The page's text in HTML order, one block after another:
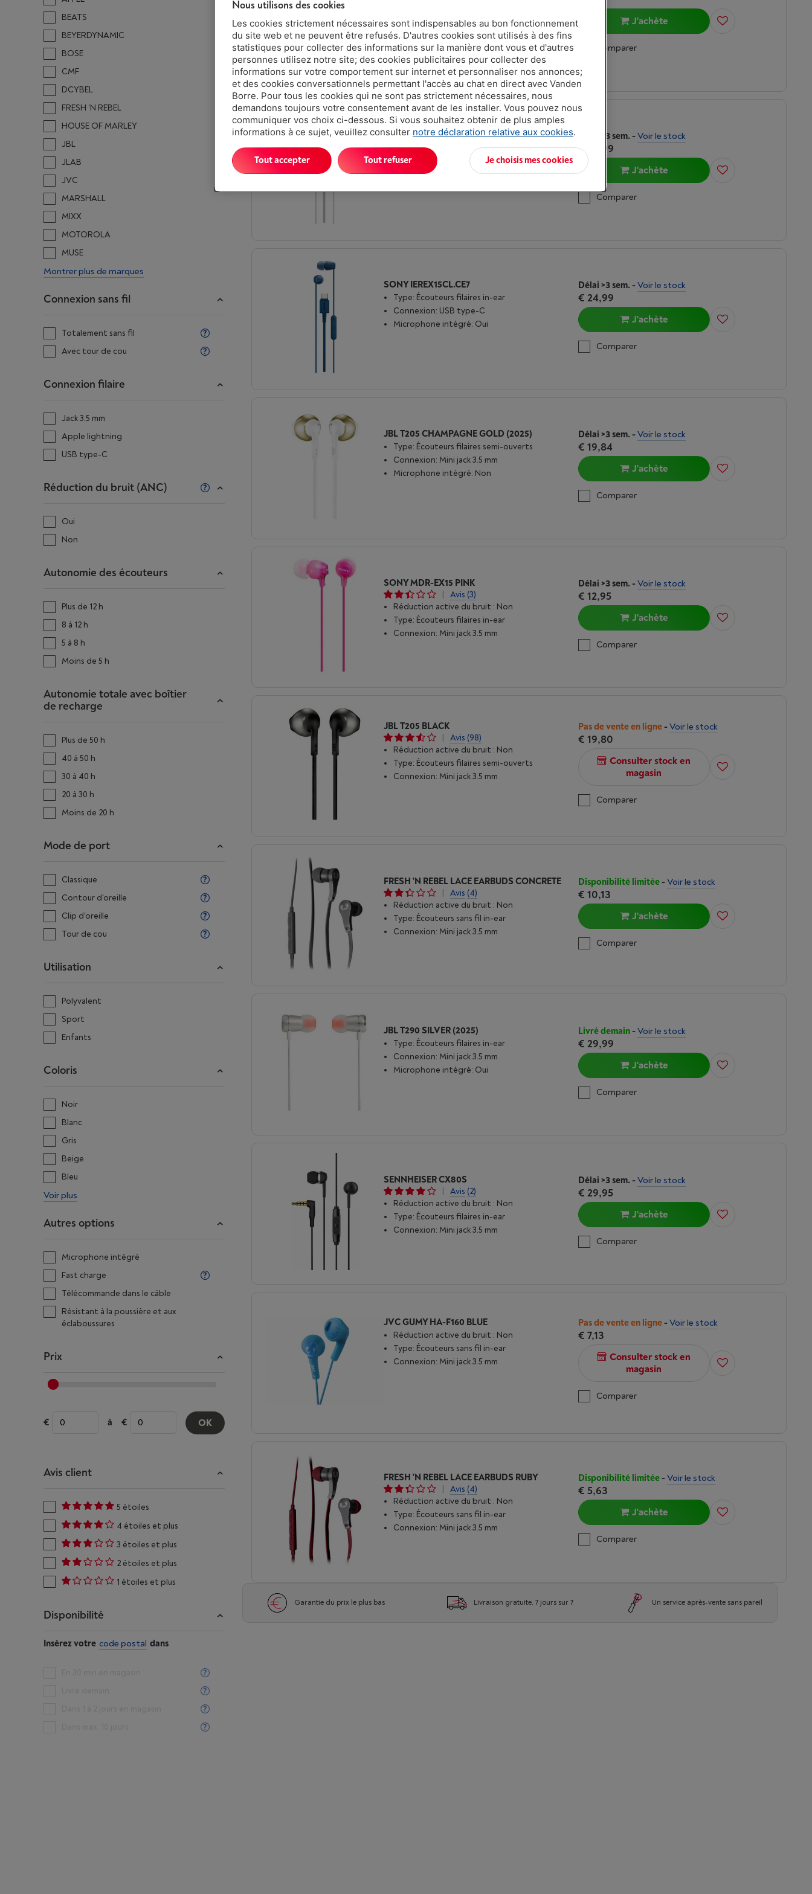
BEATS
BEYERDYNAMIC
BOSE
CMF
DCYBEL
FRESH 'N REBEL
HOUSE OF MARLEY
JBL
JLAB
JVC
MARSHALL
MIXX
MOTOROLA
MUSE
Montrer plus de marques
Connexion sans fil
Totalement sans fil
Avec tour de cou
Connexion filaire
Jack 3,5 mm
Apple lightning
USB type-C
Réduction du bruit (ANC)
Oui
Non
Autonomie des écouteurs
Plus de 12 h
8 à 12 h
5 à 8 h
Moins de 5 h
Autonomie totale avec boîtier
de recharge
Plus de 50 h
40 à 50 h
30 à 40 h
20 à 30 h
Moins de 20 h
Mode de port
Classique
Contour d'oreille
Clip d'oreille
Tour de cou
Utilisation
Polyvalent
Sport
Enfants
Coloris
Noir
Blanc
Gris
Beige
Bleu
Voir plus
Autres options
Microphone intégré
Fast charge
Télécommande dans le câble
Résistant à la poussière et aux
éclaboussures
Prix
à OK
Avis client
5 étoiles
4 étoiles et plus
3 étoiles et plus
2 étoiles et plus
1 étoiles et plus
Disponibilité
Insérez votre code postal dans
Garantie du prix le plus bas Livraison gratuite, 7 jours sur 7 Un service après-vente sans pareil
Type: Écouteurs sans fil in-ear
Connexion: Mini jack 3.5 mm
J'achète
Comparer
SONY IEREX15CW.CE7
Type: Écouteurs filaires in-ear
Connexion: USB type-C
Microphone intégré: Oui
Délai >3 sem. - Voir le stock
€ 24,99
J'achète
Comparer
SONY IEREX15CL.CE7
Type: Écouteurs filaires in-ear
Connexion: USB type-C
Microphone intégré: Oui
Délai >3 sem. - Voir le stock
€ 24,99
J'achète
Comparer
JBL T205 CHAMPAGNE GOLD (2025)
Type: Écouteurs filaires semi-ouverts
Connexion: Mini jack 3.5 mm
Microphone intégré: Non
Délai >3 sem. - Voir le stock
€ 19,84
J'achète
Comparer
SONY MDR-EX15 PINK
|
Avis (3)
Réduction active du bruit : Non
Type: Écouteurs filaires in-ear
Connexion: Mini jack 3.5 mm
Délai >3 sem. - Voir le stock
€ 12,95
J'achète
Comparer
JBL T205 BLACK
|
Avis (98)
Réduction active du bruit : Non
Type: Écouteurs filaires semi-ouverts
Connexion: Mini jack 3.5 mm
Pas de vente en ligne- Voir le stock
€ 19,80
Consulter stock en
magasin
Comparer
FRESH 'N REBEL LACE EARBUDS CONCRETE
|
Avis (4)
Réduction active du bruit : Non
Type: Écouteurs sans fil in-ear
Connexion: Mini jack 3.5 mm
Disponibilité limitée- Voir le stock
€ 10,13
J'achète
Comparer
JBL T290 SILVER (2025)
Type: Écouteurs filaires in-ear
Connexion: Mini jack 3.5 mm
Microphone intégré: Oui
Livré demain- Voir le stock
€ 29,99
J'achète
Comparer
SENNHEISER CX80S
|
Avis (2)
Réduction active du bruit : Non
Type: Écouteurs filaires in-ear
Connexion: Mini jack 3.5 mm
Délai >3 sem. - Voir le stock
€ 29,95
J'achète
Comparer
JVC GUMY HA-F160 BLUE
Réduction active du bruit : Non
Type: Écouteurs sans fil in-ear
Connexion: Mini jack 3.5 mm
Pas de vente en ligne- Voir le stock
€ 7,13
Consulter stock en
magasin
Comparer
FRESH 'N REBEL LACE EARBUDS RUBY
Avis (4)
Réduction active du bruit : Non
Type: Écouteurs sans fil in-ear
Connexion: Mini jack 3.5 mm
Disponibilité limitée- Voir le stock
€ 5,63
J'achète
Comparer
Nous utilisons des cookies
Les cookies strictement nécessaires sont indispensables au bon fonctionnement
du site web et ne peuvent être refusés. D'autres cookies sont utilisés à des fins
statistiques pour collecter des informations sur la manière dont vous et d'autres
personnes utilisez notre site; des cookies publicitaires pour collecter des
informations sur votre comportement sur internet et personnaliser nos annonces;
et des cookies conversationnels permettant l'accès au chat en direct avec Vanden
Borre. Pour tous les cookies qui ne sont pas strictement nécessaires, nous
demandons toujours votre consentement avant de les installer. Vous pouvez nous
communiquer vos choix ci-dessous. Si vous souhaitez obtenir de plus amples
informations à ce sujet, veuillez consulter notre déclaration relative aux cookies.
Je choisis mes cookies
Tout refuser
Tout accepter